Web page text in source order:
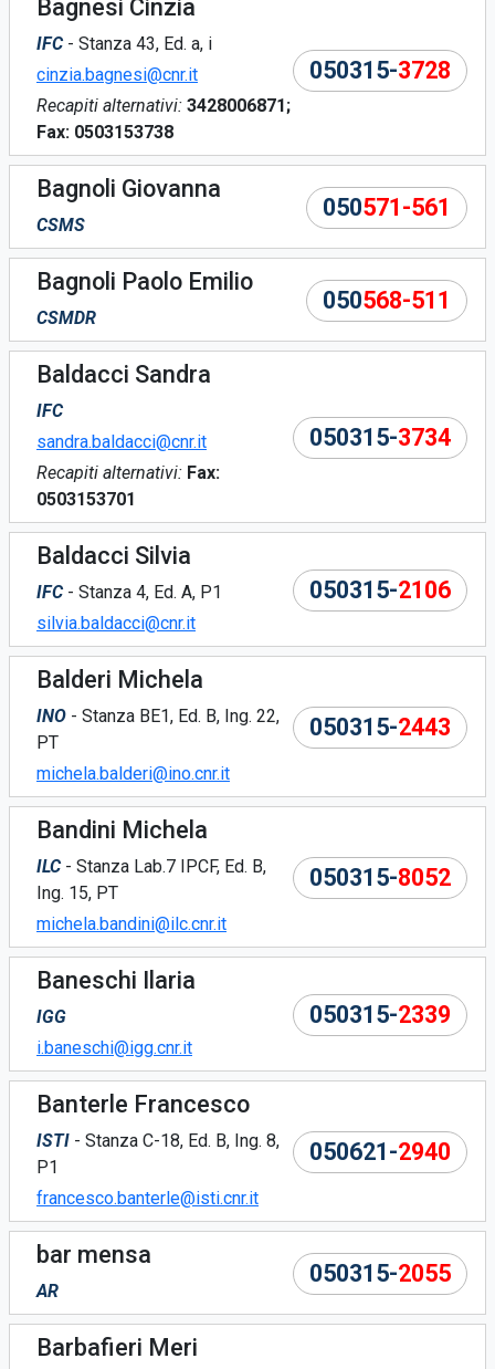
Bagnesi Cinzia
IFC- Stanza 43, Ed. a, i
cinzia.bagnesi@cnr.it
Recapiti alternativi: 3428006871;
Fax: 0503153738
050315-3728
Bagnoli Giovanna
CSMS
050571-561
Bagnoli Paolo Emilio
CSMDR
050568-511
Baldacci Sandra
IFC
sandra.baldacci@cnr.it
Recapiti alternativi: Fax:
0503153701
050315-3734
Baldacci Silvia
IFC- Stanza 4, Ed. A, P1
silvia.baldacci@cnr.it
050315-2106
Balderi Michela
INO - Stanza BE1, Ed. B, Ing. 22,
PT
michela.balderi@ino.cnr.it
050315-2443
Bandini Michela
ILC- Stanza Lab.7 IPCF, Ed. B,
Ing. 15, PT
michela.bandini@ilc.cnr.it
050315-8052
Baneschi Ilaria
IGG
i.baneschi@igg.cnr.it
050315-2339
Banterle Francesco
ISTI - Stanza C-18, Ed. B, Ing. 8,
P1
francesco.banterle@isti.cnr.it
050621-2940
bar mensa
AR
050315-2055
Barbafieri Meri